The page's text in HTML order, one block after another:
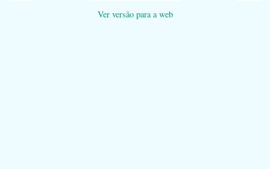
Ver versão para a web